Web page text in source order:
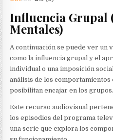
Influencia Grupal
Mentales)
A continuación se puede ver un
como la influencia grupal y el
individual o una imposición
análisis de los comportamientos
posibilitan encajar en los grupos.
Este recurso audiovisual
los episodios del programa
una serie que explora los